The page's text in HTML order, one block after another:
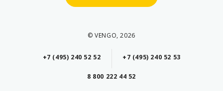
© VENGO, 2026
+7 (495) 240 52 52 +7 (495) 240 52 53
8 800 222 44 52